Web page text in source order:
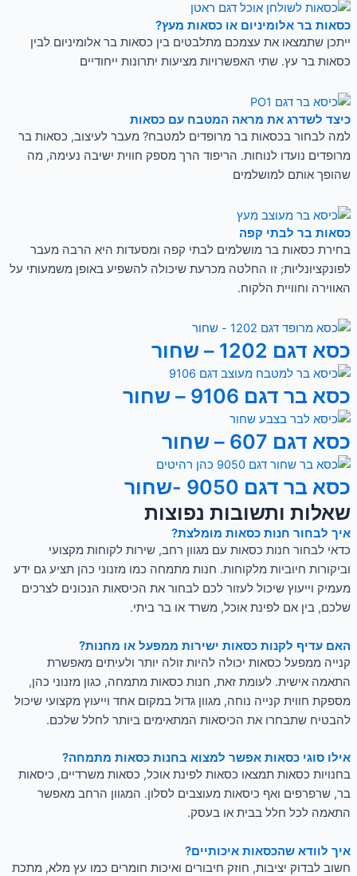
כסאות בר אלומיניום או כסאות מעץ?
ייתכן שתמצאו את עצמכם מתלבטים בין כסאות בר אלומיניום לבין
כסאות בר עץ. שתי האפשרויות מציעות יתרונות ייחודיים
כיצד לשדרג את מראה המטבח עם כסאות
למה לבחור בכסאות בר מרופדים למטבח? מעבר לעיצוב, כסאות בר
מרופדים נועדו לנוחות. הריפוד הרך מספק חווית ישיבה נעימה, מה
שהופך אותם למושלמים
כסאות בר לבתי קפה
בחירת כסאות בר מושלמים לבתי קפה ומסעדות היא הרבה מעבר
לפונקציונליות; זו החלטה מכרעת שיכולה להשפיע באופן משמעותי על
האווירה וחוויית הלקוח.
כסא דגם 1202 – שחור
כסא בר דגם 9106 – שחור
כסא דגם 607 – שחור
כסא בר דגם 9050 -שחור
שאלות ותשובות נפוצות
איך לבחור חנות כסאות מומלצת?
כדאי לבחור חנות כסאות עם מגוון רחב, שירות לקוחות מקצועי
וביקורות חיוביות מלקוחות. חנות מתמחה כמו מזנוני כהן תציע גם ידע
מעמיק וייעוץ שיכול לעזור לכם לבחור את הכיסאות הנכונים לצרכים
שלכם, בין אם לפינת אוכל, משרד או בר ביתי.
האם עדיף לקנות כסאות ישירות ממפעל או מחנות?
קנייה ממפעל כסאות יכולה להיות זולה יותר ולעיתים מאפשרת
התאמה אישית. לעומת זאת, חנות כסאות מתמחה, כגון מזנוני כהן,
מספקת חווית קנייה נוחה, מגוון גדול במקום אחד וייעוץ מקצועי שיכול
להבטיח שתבחרו את הכיסאות המתאימים ביותר לחלל שלכם.
אילו סוגי כסאות אפשר למצוא בחנות כסאות מתמחה?
בחנויות כסאות תמצאו כסאות לפינת אוכל, כסאות משרדיים, כיסאות
בר, שרפרפים ואף כיסאות מעוצבים לסלון. המגוון הרחב מאפשר
התאמה לכל חלל בבית או בעסק.
איך לוודא שהכסאות איכותיים?
חשוב לבדוק יציבות, חוזק חיבורים ואיכות חומרים כמו עץ מלא, מתכת